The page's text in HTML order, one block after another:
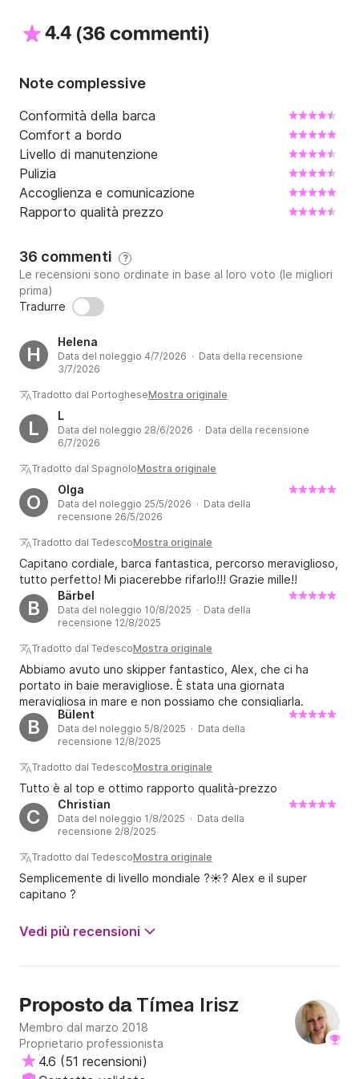
Oppure, se preferisci dirigerti a sud, troverai Cala
anche le spiagge di Santa Ponsa.
Siamo sicuri che trascorrerai una giornata molto
speciale con ricordi molto belli a bordo della nostra
nave!
4.4 (36 commenti)
Note complessive
Conformità della barca
Comfort a bordo
Livello di manutenzione
Pulizia
Accoglienza e comunicazione
Rapporto qualità prezzo
36 commenti ?
Le recensioni sono ordinate in base al loro voto (le migliori
prima)
Tradurre
H
Helena
Data del noleggio 4/7/2026 · Data della recensione
3/7/2026
Tradotto dal PortogheseMostra originale
L
L
Data del noleggio 28/6/2026 · Data della recensione
6/7/2026
Tradotto dal SpagnoloMostra originale
O
Olga
Data del noleggio 25/5/2026 · Data della
recensione 26/5/2026
Tradotto dal TedescoMostra originale
Capitano cordiale, barca fantastica, percorso meraviglioso,
tutto perfetto! Mi piacerebbe rifarlo!!! Grazie mille!!
B
Bärbel
Data del noleggio 10/8/2025 · Data della
recensione 12/8/2025
Tradotto dal TedescoMostra originale
Abbiamo avuto uno skipper fantastico, Alex, che ci ha
portato in baie meravigliose. È stata una giornata
meravigliosa in mare e non possiamo che consigliarla.
Avevamo anche nostra figlia di 7 anni a bordo, e lui è stato
incredibilmente attento a ogni nostra esigenza.
B
Bülent
Data del noleggio 5/8/2025 · Data della
recensione 12/8/2025
Tradotto dal TedescoMostra originale
Tutto è al top e ottimo rapporto qualità-prezzo
C
Christian
Data del noleggio 1/8/2025 · Data della
recensione 2/8/2025
Tradotto dal TedescoMostra originale
Semplicemente di livello mondiale ?☀️? Alex e il super
capitano ?
Vedi più recensioni
Proposto da Tímea Irisz
Membro dal marzo 2018
Proprietario professionista
4.6 (51 recensioni)